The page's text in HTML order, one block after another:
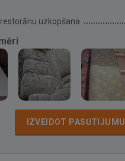
uzkopšana
IZVEIDOT PASŪTĪJUMU